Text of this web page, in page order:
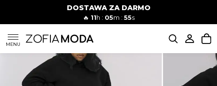
DOSTAWA ZA DARMO
🔥 11h : 05m : 54s
MENU
SUKIENKI
KOMPLETY